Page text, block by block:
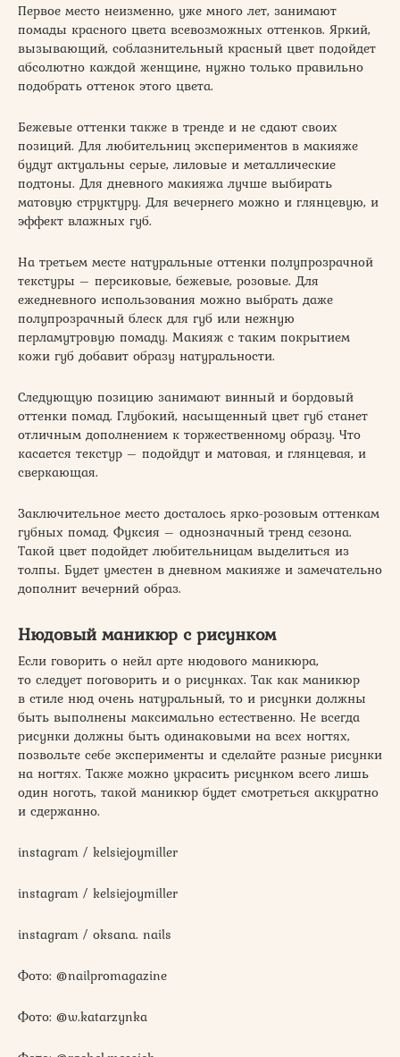
Первое место неизменно, уже много лет, занимают
помады красного цвета всевозможных оттенков. Яркий,
вызывающий, соблазнительный красный цвет подойдет
абсолютно каждой женщине, нужно только правильно
подобрать оттенок этого цвета.
Бежевые оттенки также в тренде и не сдают своих
позиций. Для любительниц экспериментов в макияже
будут актуальны серые, лиловые и металлические
подтоны. Для дневного макияжа лучше выбирать
матовую структуру. Для вечернего можно и глянцевую, и
эффект влажных губ.
На третьем месте натуральные оттенки полупрозрачной
текстуры – персиковые, бежевые, розовые. Для
ежедневного использования можно выбрать даже
полупрозрачный блеск для губ или нежную
перламутровую помаду. Макияж с таким покрытием
кожи губ добавит образу натуральности.
Следующую позицию занимают винный и бордовый
оттенки помад. Глубокий, насыщенный цвет губ станет
отличным дополнением к торжественному образу. Что
касается текстур – подойдут и матовая, и глянцевая, и
сверкающая.
Заключительное место досталось ярко-розовым оттенкам
губных помад. Фуксия – однозначный тренд сезона.
Такой цвет подойдет любительницам выделиться из
толпы. Будет уместен в дневном макияже и замечательно
дополнит вечерний образ.
Нюдовый маникюр с рисунком
Если говорить о нейл арте нюдового маникюра,
то следует поговорить и о рисунках. Так как маникюр
в стиле нюд очень натуральный, то и рисунки должны
быть выполнены максимально естественно. Не всегда
рисунки должны быть одинаковыми на всех ногтях,
позвольте себе эксперименты и сделайте разные рисунки
на ногтях. Также можно украсить рисунком всего лишь
один ноготь, такой маникюр будет смотреться аккуратно
и сдержанно.
instagram / kelsiejoymiller
instagram / kelsiejoymiller
instagram / oksana. nails
Фото: @nailpromagazine
Фото: @w.katarzynka